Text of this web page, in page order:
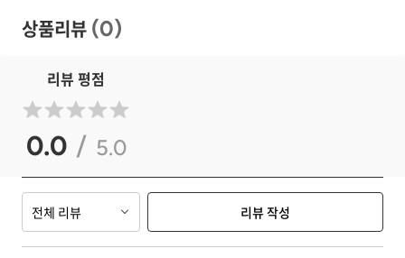
상품리뷰 (0)
리뷰 평점
0.0 / 5.0
전체 리뷰 리뷰 작성